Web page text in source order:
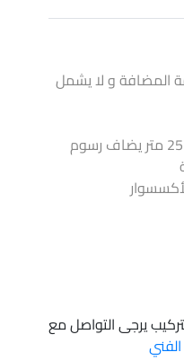
المضافة و لا يشمل
اذا كانت الكمية أقل من 25 متر يضاف رسوم
يرجى التواصل مع